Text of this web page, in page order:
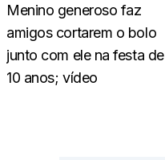
Menino generoso faz
amigos cortarem o bolo
junto com ele na festa de
10 anos; vídeo